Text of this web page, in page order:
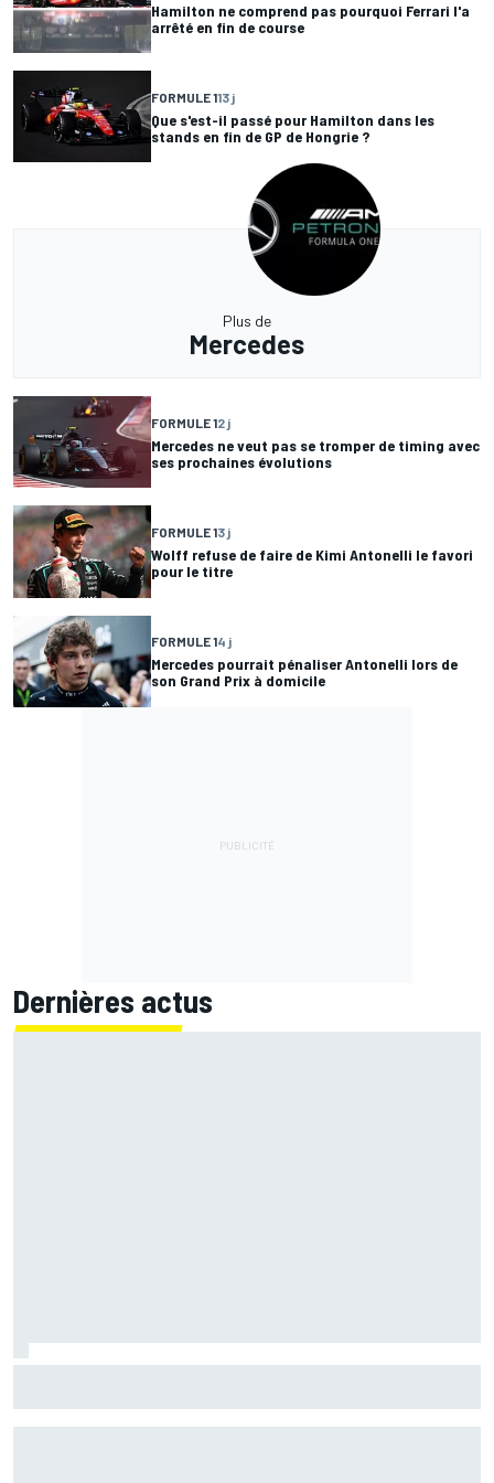
Hamilton ne comprend pas pourquoi Ferrari l'a
arrêté en fin de course
FORMULE 113 j
Que s'est-il passé pour Hamilton dans les
stands en fin de GP de Hongrie ?
Plus de
Mercedes
FORMULE 12 j
Mercedes ne veut pas se tromper de timing avec
ses prochaines évolutions
FORMULE 13 j
Wolff refuse de faire de Kimi Antonelli le favori
pour le titre
FORMULE 14 j
Mercedes pourrait pénaliser Antonelli lors de
son Grand Prix à domicile
Dernières actus